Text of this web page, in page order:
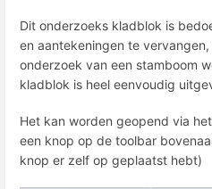
Dit onderzoeks kladblok is
en aantekeningen te
onderzoek van een stamboom
kladblok is heel eenvoudig
Het kan worden geopend via
een knop op de toolbar
knop er zelf op geplaatst hebt)